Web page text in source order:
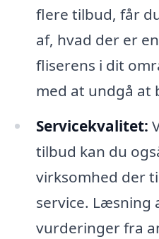
flere tilbud, får
af, hvad der er
fliserens i dit
med at undgå at
Servicekvalitet:
tilbud kan du
virksomhed der
service. Læsning
vurderinger fra